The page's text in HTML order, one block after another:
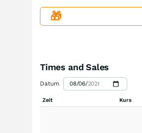
🎁
Times and Sales
Datum
Zeit Kurs